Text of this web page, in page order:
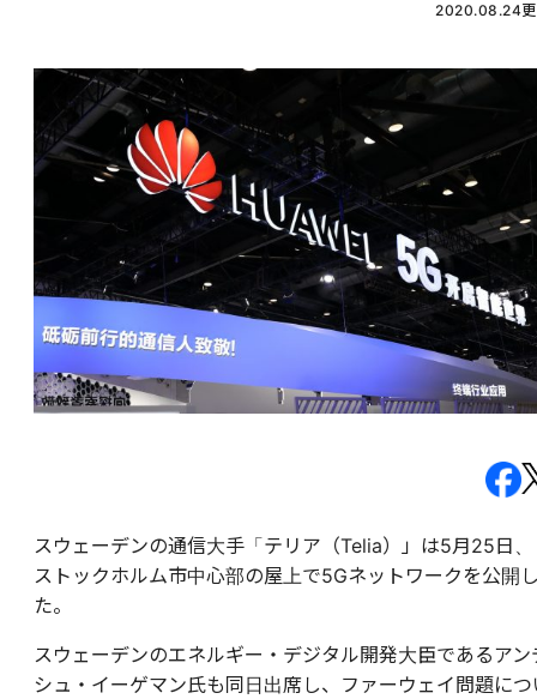
2020.08.24
スウェーデンの通信大手「テリア（Telia）」は5月25日、
ストックホルム市中心部の屋上で5Gネットワークを公開
た。
スウェーデンのエネルギー・デジタル開発大臣であるアン
シュ・イーゲマン氏も同日出席し、ファーウェイ問題につ